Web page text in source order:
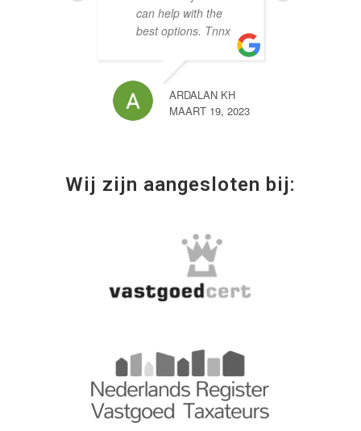
can help with the
best options. Tnnx
ARDALAN KH
MAART 19, 2023
Wij zijn aangesloten bij: